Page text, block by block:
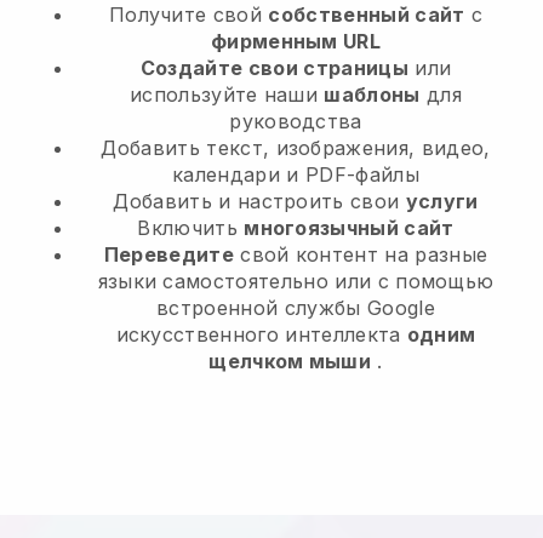
Получите свой собственный сайт с
фирменным URL
Создайте свои страницы или
используйте наши шаблоны для
руководства
Добавить текст, изображения, видео,
календари и PDF-файлы
Добавить и настроить свои услуги
Включить многоязычный сайт
Переведитесвой контент на разные
языки самостоятельно или с помощью
встроенной службы Google
искусственного интеллекта одним
щелчком мыши .